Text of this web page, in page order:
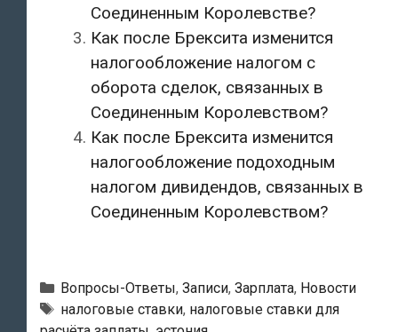
Соединенным Королевстве?
Как после Брексита изменится
налогообложение налогом с
оборота сделок, связанных в
Соединенным Королевством?
Как после Брексита изменится
налогообложение подоходным
налогом дивидендов, связанных в
Соединенным Королевством?
Рубрики
Вопросы-Ответы, Записи, Зарплата, Новости
Метки
налоговые ставки, налоговые ставки для